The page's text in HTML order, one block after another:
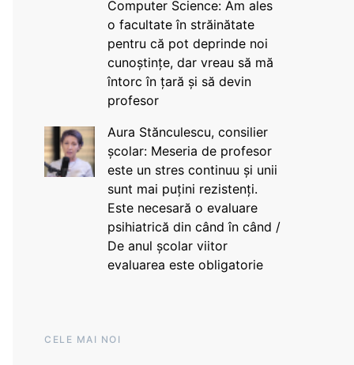
Computer Science: Am ales
o facultate în străinătate
pentru că pot deprinde noi
cunoștințe, dar vreau să mă
întorc în țară și să devin
profesor
Aura Stănculescu, consilier
școlar: Meseria de profesor
este un stres continuu și unii
sunt mai puțini rezistenți.
Este necesară o evaluare
psihiatrică din când în când /
De anul școlar viitor
evaluarea este obligatorie
CELE MAI NOI